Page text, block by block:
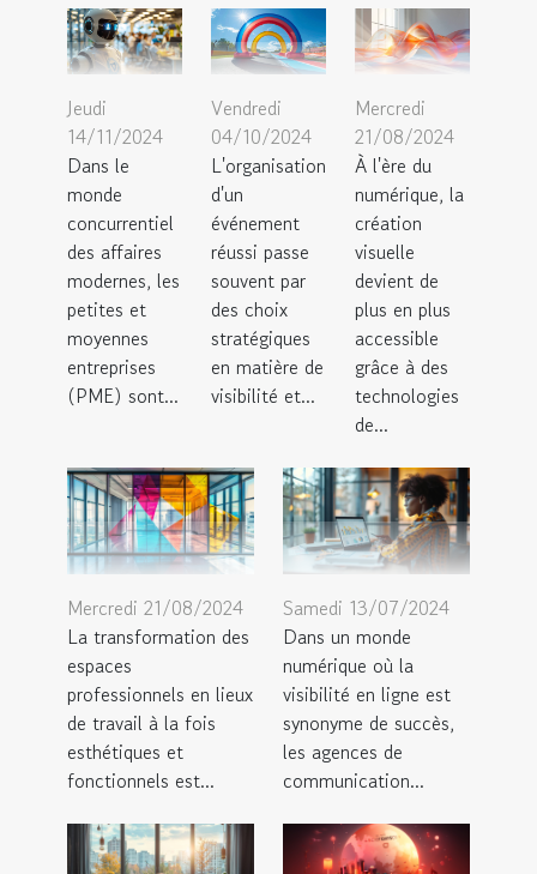
Jeudi
14/11/2024
Dans le
monde
concurrentiel
des affaires
modernes, les
petites et
moyennes
entreprises
(PME) sont...
Vendredi
04/10/2024
L'organisation
d'un
événement
réussi passe
souvent par
des choix
stratégiques
en matière de
visibilité et...
Mercredi
21/08/2024
À l'ère du
numérique, la
création
visuelle
devient de
plus en plus
accessible
grâce à des
technologies
de...
Mercredi 21/08/2024
La transformation des
espaces
professionnels en lieux
de travail à la fois
esthétiques et
fonctionnels est...
Samedi 13/07/2024
Dans un monde
numérique où la
visibilité en ligne est
synonyme de succès,
les agences de
communication...